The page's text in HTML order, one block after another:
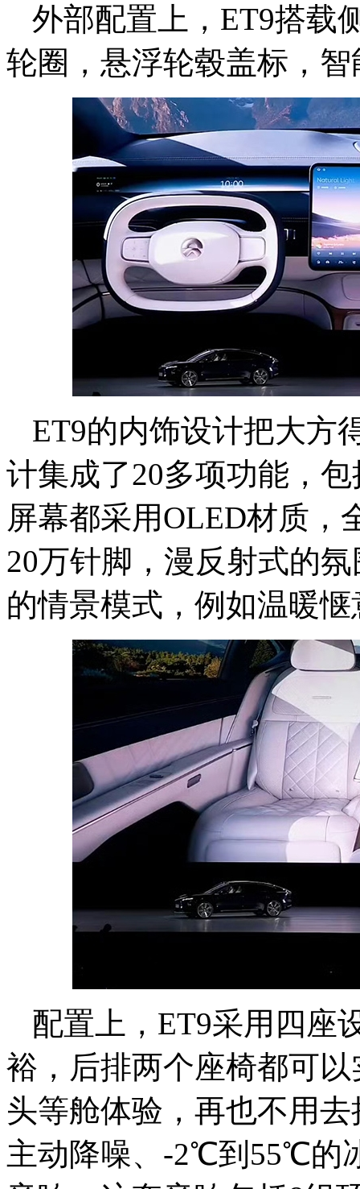
外部配置上，ET9搭载
轮圈，悬浮轮毂盖标，
ET9的内饰设计把大方
计集成了20多项功能，
屏幕都采用OLED材质，
20万针脚，漫反射式的
的情景模式，例如温暖惬
配置上，ET9采用四座
裕，后排两个座椅都可
头等舱体验，再也不用
主动降噪、-2℃到55℃的